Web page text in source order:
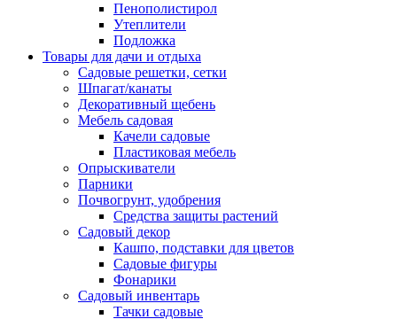
Пенополистирол
Утеплители
Подложка
Товары для дачи и отдыха
Садовые решетки, сетки
Шпагат/канаты
Декоративный щебень
Мебель садовая
Качели садовые
Пластиковая мебель
Опрыскиватели
Парники
Почвогрунт, удобрения
Средства защиты растений
Садовый декор
Кашпо, подставки для цветов
Садовые фигуры
Фонарики
Садовый инвентарь
Тачки садовые